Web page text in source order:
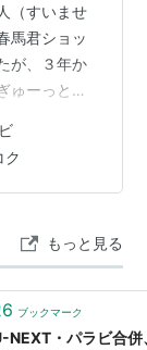
（すいませ
馬君ショッ
が、３年か
ゅーっとな
くて、役
ツーリス
た。 東南ア
の地へいざ
ク
もっと見る
ブックマーク
NEXT・パラビ合